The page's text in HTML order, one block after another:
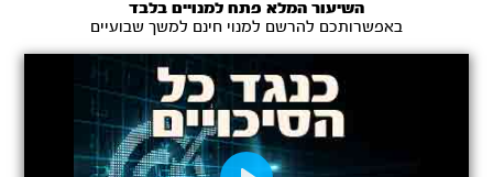
השיעור המלא פתח למנויים בלבד
באפשרותכם להרשם למנוי חינם למשך שבועיים